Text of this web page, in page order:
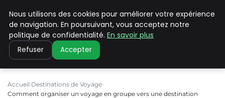
PILAT PATRIMOINES
Accueil Destinations de Voyage
Comment organiser un voyage en groupe vers une destination
Nous utilisons des cookies pour améliorer votre expérience
de navigation. En poursuivant, vous acceptez notre
politique de confidentialité. En savoir plus
Refuser Accepter